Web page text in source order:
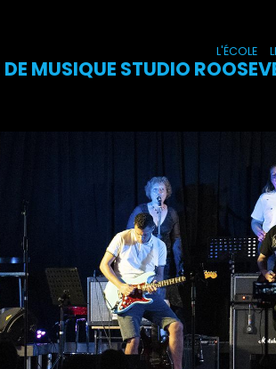
DE MUSIQUE STUDIO
L'ÉCOLE